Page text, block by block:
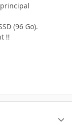
(96 Go).
!!